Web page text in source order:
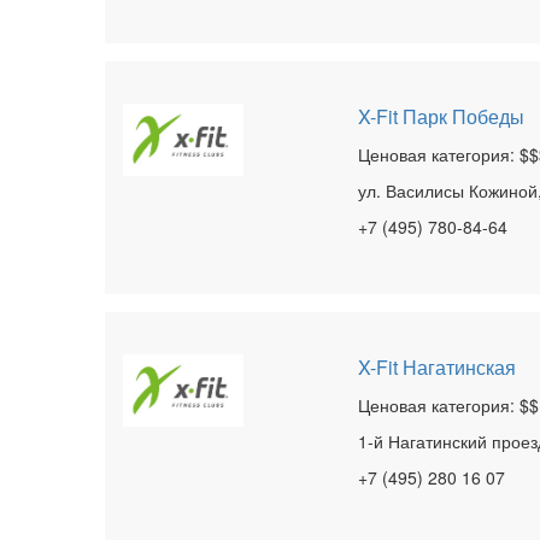
X-Fit Парк Победы
Ценовая категория:
ул. Василисы
+7 (495) 780-84-64
X-Fit Нагатинская
Ценовая категория: $$
1-й Нагатинский
+7 (495) 280 16 07